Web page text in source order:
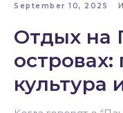
September 10, 2025
Отдых на
культура